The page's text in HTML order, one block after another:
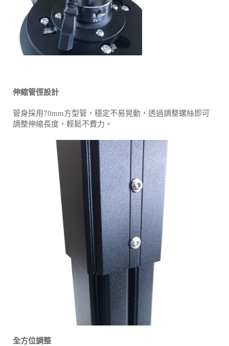
伸縮管徑設計
管身採用70mm方型管，穩定不易晃動，透過調整螺絲即可
調整伸縮長度，輕鬆不費力。
全方位調整